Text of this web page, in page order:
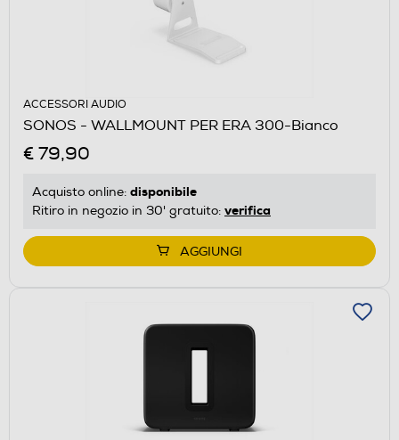
ACCESSORI AUDIO
SONOS - WALLMOUNT PER ERA 300-Bianco
€ 79,90
Acquisto online: disponibile
Ritiro in negozio in 30' gratuito: verifica
AGGIUNGI